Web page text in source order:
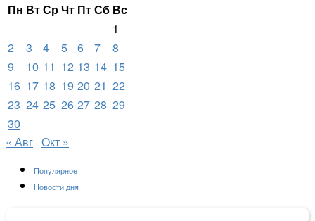
Пн ВтСрЧт ПтСб Вс
1
2
3 4 5 6 7
8
9
10 11 12 13 14 15
16 17 18 19 20 21 22
23 24 25 26 27 28 29
30
« Авг Окт »
Популярное
Новости дня